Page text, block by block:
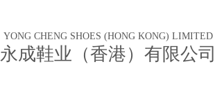
YONG CHENG SHOES (HONG KONG) LIMITED
永成鞋业（香港）有限公